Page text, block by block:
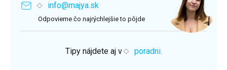
info@majya.sk
Odpovieme čo najrýchlejšie to pôjde
Tipy nájdete aj v poradni.